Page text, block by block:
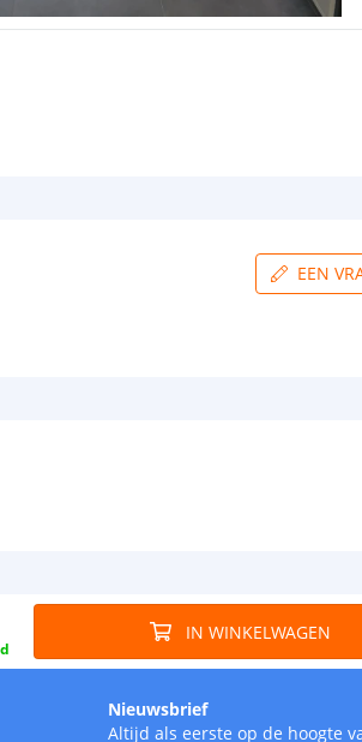
EEN
IN WINKELWAGEN
Nieuwsbrief
Altijd als eerste op de hoogte